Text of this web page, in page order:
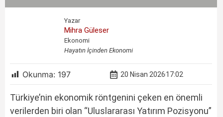
Yazar
Mihra Güleser
Ekonomi
Hayatın İçinden Ekonomi
Okunma: 197 20 Nisan 202617:02
Türkiye’nin ekonomik röntgenini çeken en önemli
verilerden biri olan “Uluslararası Yatırım Pozisyonu”